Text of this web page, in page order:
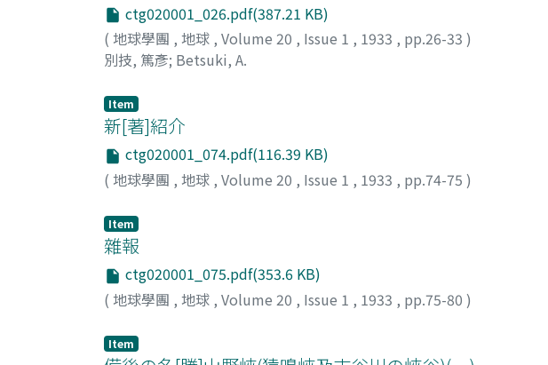
ctg020001_026.pdf(387.21 KB)
( 地球學團 , 地球 , Volume 20 , Issue 1 , 1933 , pp.26-33 )
別技, 篤彥; Betsuki, A.
Item
新[著]紹介
ctg020001_074.pdf(116.39 KB)
( 地球學團 , 地球 , Volume 20 , Issue 1 , 1933 , pp.74-75 )
Item
雜報
ctg020001_075.pdf(353.6 KB)
( 地球學團 , 地球 , Volume 20 , Issue 1 , 1933 , pp.75-80 )
Item